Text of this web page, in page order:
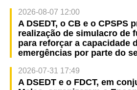
2026-08-07 12:00
A DSEDT, o CB e o CPSPS
realização de simulacro de
para reforçar a capacidade
emergências por parte do
2026-07-31 17:49
A DSEDT e o FDCT, em